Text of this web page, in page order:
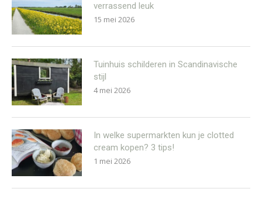
verrassend leuk
15 mei 2026
Tuinhuis schilderen in Scandinavische
stijl
4 mei 2026
In welke supermarkten kun je clotted
cream kopen? 3 tips!
1 mei 2026